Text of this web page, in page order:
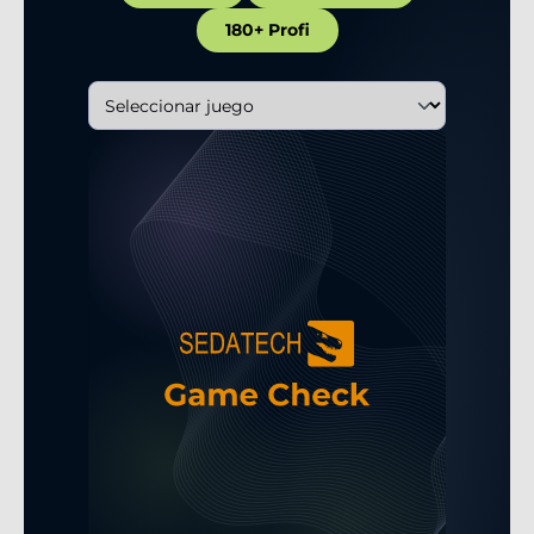
180+ Profi